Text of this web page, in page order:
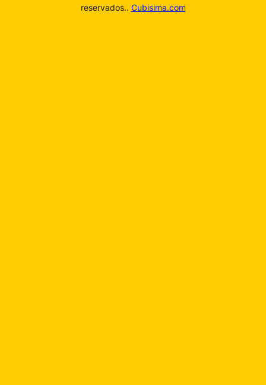
reservados.. Cubisima.com